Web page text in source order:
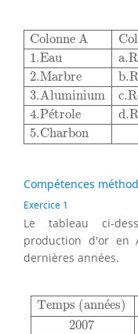
Colonne A
1.Eau
2.Marbre
3.Aluminium
4.Pétrole
5.Charbon
Colonne A
Compétences
Exercice 1
Le tableau ci-
production d'or en
dernières années.
Temps (années)
2007
Temps (années)